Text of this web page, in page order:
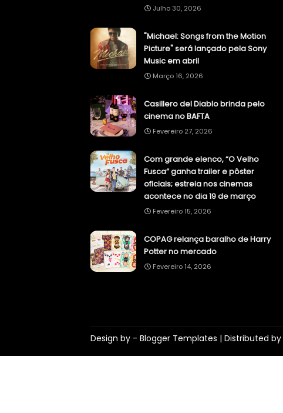
Julho 30, 2026
"Michael: Songs from the Motion
Picture" será lançado pela Sony
Music em abril
Março 16, 2026
Casillero del Diablo brinda pelo
cinema no BAFTA
Fevereiro 27, 2026
Com grande elenco, “O Velho
Fusca” ganha trailer e pôster
oficiais; estreia nos cinemas
acontece no dia 19 de março
Fevereiro 15, 2026
COPAG relança baralho de Harry
Potter no mercado
Fevereiro 14, 2026
Design by - Blogger Templates | Distributed by